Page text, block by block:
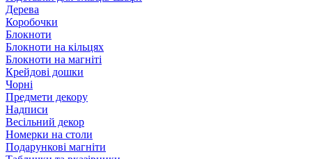
Дерева
Коробочки
Блокноти
Блокноти на кільцях
Блокноти на магніті
Крейдові дошки
Чорні
Предмети декору
Надписи
Весільний декор
Номерки на столи
Подарункові магніти